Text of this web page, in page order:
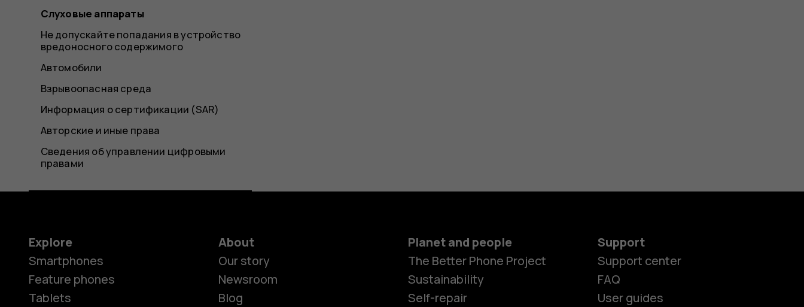
Слуховые аппараты
Не допускайте попадания в устройство
вредоносного содержимого
Автомобили
Взрывоопасная среда
Информация о сертификации (SAR)
Авторские и иные права
Сведения об управлении цифровыми
правами
Explore
Smartphones
Feature phones
Tablets
About
Our story
Newsroom
Blog
Planet and people
The Better Phone Project
Sustainability
Self-repair
Support
Support center
FAQ
User guides